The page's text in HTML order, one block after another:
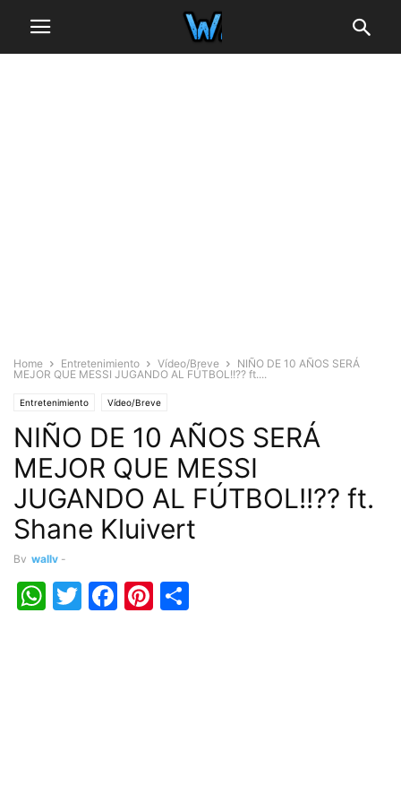
Home Entretenimiento Vídeo/Breve
NIÑO DE 10 AÑOS SERÁ
MEJOR QUE MESSI JUGANDO AL FÚTBOL!!?? ft....
Entretenimiento Vídeo/Breve
NIÑO DE 10 AÑOS SERÁ
MEJOR QUE MESSI
JUGANDO AL FÚTBOL!!?? ft.
Shane Kluivert
By wally -
WhatsApp
Twitter
Facebook
Pinterest